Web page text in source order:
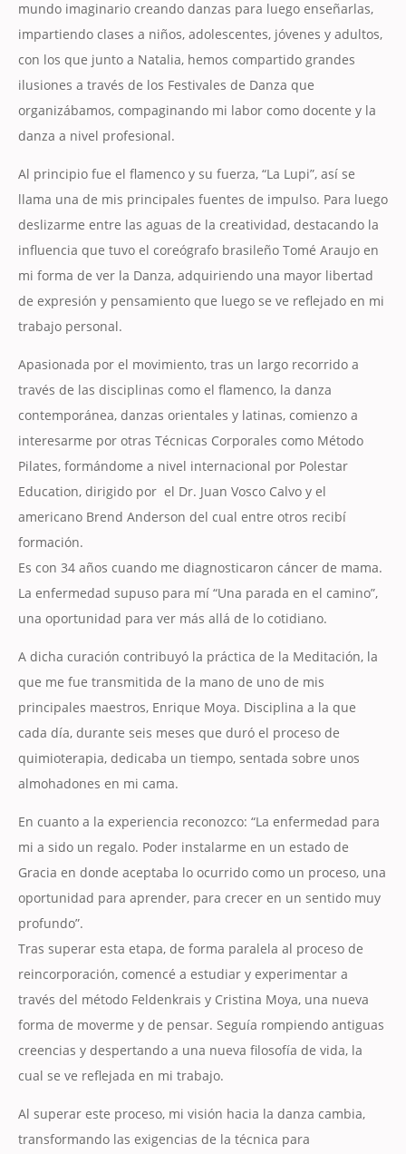
mundo imaginario creando danzas para luego enseñarlas,
impartiendo clases a niños, adolescentes, jóvenes y adultos,
con los que junto a Natalia, hemos compartido grandes
ilusiones a través de los Festivales de Danza que
organizábamos, compaginando mi labor como docente y la
danza a nivel profesional.
Al principio fue el flamenco y su fuerza, “La Lupi”, así se
llama una de mis principales fuentes de impulso. Para luego
deslizarme entre las aguas de la creatividad, destacando la
influencia que tuvo el coreógrafo brasileño Tomé Araujo en
mi forma de ver la Danza, adquiriendo una mayor libertad
de expresión y pensamiento que luego se ve reflejado en mi
trabajo personal.
Apasionada por el movimiento, tras un largo recorrido a
través de las disciplinas como el flamenco, la danza
contemporánea, danzas orientales y latinas, comienzo a
interesarme por otras Técnicas Corporales como Método
Pilates, formándome a nivel internacional por Polestar
Education, dirigido por el Dr. Juan Vosco Calvo y el
americano Brend Anderson del cual entre otros recibí
formación.
Es con 34 años cuando me diagnosticaron cáncer de mama.
La enfermedad supuso para mí “Una parada en el camino”,
una oportunidad para ver más allá de lo cotidiano.
A dicha curación contribuyó la práctica de la Meditación, la
que me fue transmitida de la mano de uno de mis
principales maestros, Enrique Moya. Disciplina a la que
cada día, durante seis meses que duró el proceso de
quimioterapia, dedicaba un tiempo, sentada sobre unos
almohadones en mi cama.
En cuanto a la experiencia reconozco: “La enfermedad para
mi a sido un regalo. Poder instalarme en un estado de
Gracia en donde aceptaba lo ocurrido como un proceso, una
oportunidad para aprender, para crecer en un sentido muy
profundo”.
Tras superar esta etapa, de forma paralela al proceso de
reincorporación, comencé a estudiar y experimentar a
través del método Feldenkrais y Cristina Moya, una nueva
forma de moverme y de pensar. Seguía rompiendo antiguas
creencias y despertando a una nueva filosofía de vida, la
cual se ve reflejada en mi trabajo.
Al superar este proceso, mi visión hacia la danza cambia,
transformando las exigencias de la técnica para